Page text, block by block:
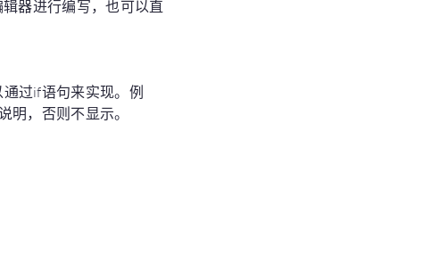
器进行编写，也可以直
过if语句来实现。例
，否则不显示。